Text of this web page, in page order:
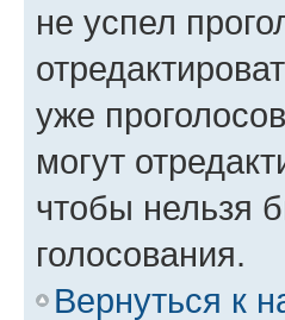
не успел
уже
могут
чтобы нельзя
голосования.
Вернуться к